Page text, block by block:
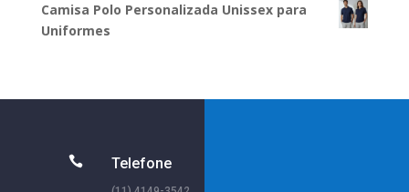
Camisa Polo Personalizada Unissex para
Uniformes
 Telefone